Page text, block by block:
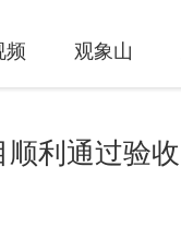
频 观象山
利通过验收